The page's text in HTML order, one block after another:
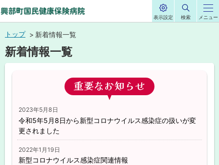
へ
興部町国民健康保
険病院
メニュー
表示設定 検索
トップ 新着情報一覧
新着情報一覧
目
重
要
お
知
重要なお知らせ
2023年5月8日
令和5年5月8日から新型コロナウイルス感染症の扱いが変
更されました
2022年1月19日
新型コロナウイルス感染症関連情報